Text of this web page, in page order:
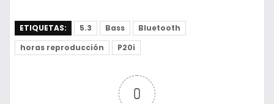
ETIQUETAS: 5.3 Bass
Bluetooth
horas reproducción
P20i
0